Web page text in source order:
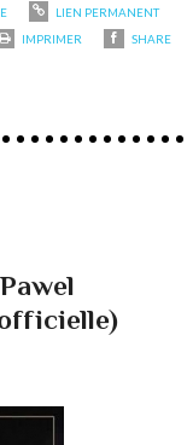
LIEN PERMANENT
IMPRIMER SHARE